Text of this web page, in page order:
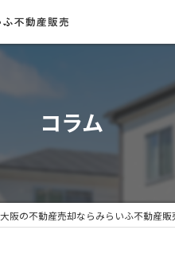
コラム
大阪の不動産売却ならみらいふ不動産販